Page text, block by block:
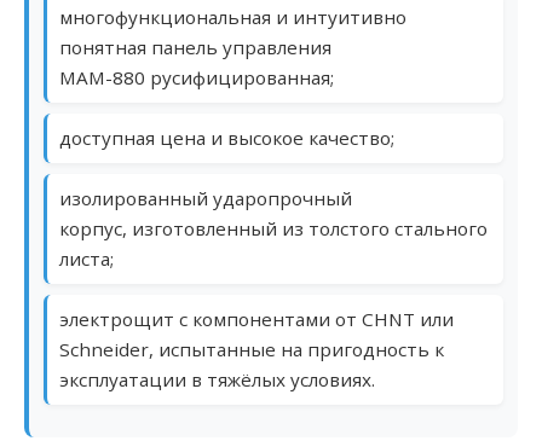
многофункциональная и интуитивно
понятная панель управления
МАМ-880 русифицированная;
доступная цена и высокое качество;
изолированный ударопрочный
корпус, изготовленный из толстого стального
листа;
электрощит с компонентами от СHNT или
Schneider, испытанные на пригодность к
эксплуатации в тяжёлых условиях.